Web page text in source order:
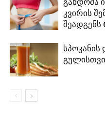
გახდომა
კვირის